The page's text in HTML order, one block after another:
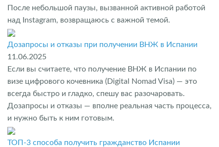
После небольшой паузы, вызванной активной работой
над Instagram, возвращаюсь с важной темой.
Дозапросы и отказы при получении ВНЖ в Испании
11.06.2025
Если вы считаете, что получение ВНЖ в Испании по
визе цифрового кочевника (Digital Nomad Visa) — это
всегда быстро и гладко, спешу вас разочаровать.
Дозапросы и отказы — вполне реальная часть процесса,
и нужно быть к ним готовым.
ТОП-3 способа получить гражданство Испании